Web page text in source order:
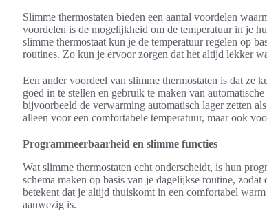
Slimme thermostaten bieden een aantal voordelen
voordelen is de mogelijkheid om de temperatuur in je
slimme thermostaat kun je de temperatuur regelen op
routines. Zo kun je ervoor zorgen dat het altijd lekker
Een ander voordeel van slimme thermostaten is dat ze
goed in te stellen en gebruik te maken van
bijvoorbeeld de verwarming automatisch lager zetten
alleen voor een comfortabele temperatuur, maar ook
Programmeerbaarheid en slimme functies
Wat slimme thermostaten echt onderscheidt, is hun
schema maken op basis van je dagelijkse routine,
betekent dat je altijd thuiskomt in een comfortabel
aanwezig is.